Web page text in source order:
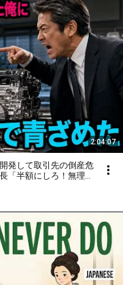
2:04:07
発して取引先の倒産危
「半額にしろ！無理な
長から鬼電→俺「お宅
」